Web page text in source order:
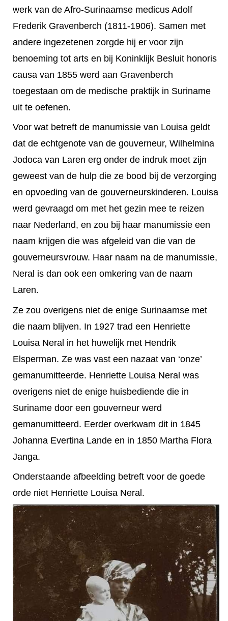
werk van de Afro-Surinaamse medicus Adolf
Frederik Gravenberch (1811-1906). Samen met
andere ingezetenen zorgde hij er voor zijn
benoeming tot arts en bij Koninklijk Besluit honoris
causa van 1855 werd aan Gravenberch
toegestaan om de medische praktijk in Suriname
uit te oefenen.
Voor wat betreft de manumissie van Louisa geldt
dat de echtgenote van de gouverneur, Wilhelmina
Jodoca van Laren erg onder de indruk moet zijn
geweest van de hulp die ze bood bij de verzorging
en opvoeding van de gouverneurskinderen. Louisa
werd gevraagd om met het gezin mee te reizen
naar Nederland, en zou bij haar manumissie een
naam krijgen die was afgeleid van die van de
gouverneursvrouw. Haar naam na de manumissie,
Neral is dan ook een omkering van de naam
Laren.
Ze zou overigens niet de enige Surinaamse met
die naam blijven. In 1927 trad een Henriette
Louisa Neral in het huwelijk met Hendrik
Elsperman. Ze was vast een nazaat van ‘onze’
gemanumitteerde. Henriette Louisa Neral was
overigens niet de enige huisbediende die in
Suriname door een gouverneur werd
gemanumitteerd. Eerder overkwam dit in 1845
Johanna Evertina Lande en in 1850 Martha Flora
Janga.
Onderstaande afbeelding betreft voor de goede
orde niet Henriette Louisa Neral.